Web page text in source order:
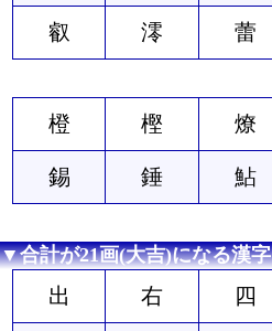
叡 澪 蕾
橙 樫 燎
錫 錘 鮎
▼合計が21画(大吉)になる漢字
出 右 四